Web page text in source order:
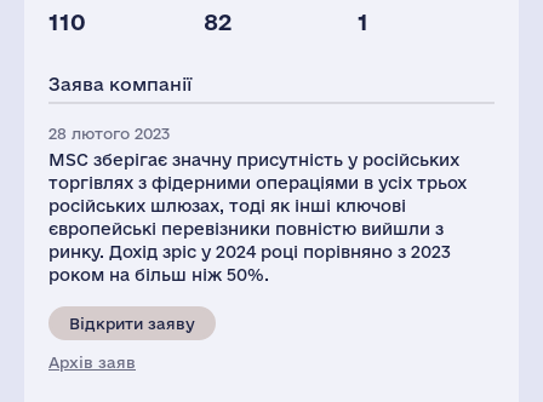
110 82 1
261
Заява компанії
28 лютого 2023
MSC зберігає значну присутність у російських
торгівлях з фідерними операціями в усіх трьох
російських шлюзах, тоді як інші ключові
європейські перевізники повністю вийшли з
ринку. Дохід зріс у 2024 році порівняно з 2023
роком на більш ніж 50%.
Відкрити заяву
Архів заяв